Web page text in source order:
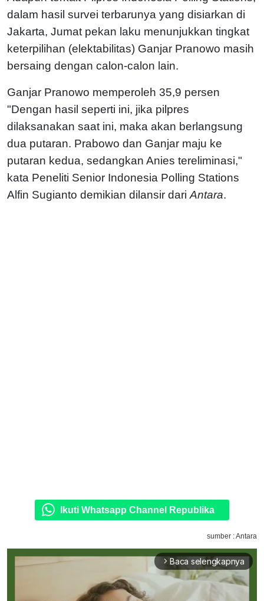
dalam hasil survei terbarunya yang disiarkan di
Jakarta, Jumat pekan laku menunjukkan tingkat
keterpilihan (elektabilitas) Ganjar Pranowo masih
bersaing dengan calon-calon lain.
Ganjar Pranowo memperoleh 35,9 persen
"Dengan hasil seperti ini, jika pilpres
dilaksanakan saat ini, maka akan berlangsung
dua putaran. Prabowo dan Ganjar maju ke
putaran kedua, sedangkan Anies tereliminasi,"
kata Peneliti Senior Indonesia Polling Stations
Alfin Sugianto demikian dilansir dari Antara.
Ikuti Whatsapp Channel Republika
sumber : Antara
arrow_forward_ios Baca selengkapnya